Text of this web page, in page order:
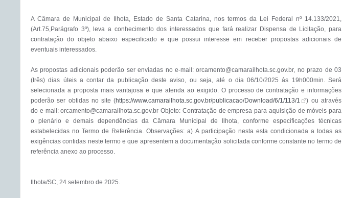
A Câmara de Municipal de Ilhota, Estado de Santa Catarina, nos termos da Lei Federal nº 14.133/2021,
(Art.75,Parágrafo 3º), leva a conhecimento dos interessados que fará realizar Dispensa de Licitação, para
contratação do objeto abaixo especificado e que possui interesse em receber propostas adicionais de
eventuais interessados.
As propostas adicionais poderão ser enviadas no e-mail: orcamento@camarailhota.sc.gov.br, no prazo de 03
(três) dias úteis a contar da publicação deste aviso, ou seja, até o dia 06/10/2025 ás 19h000min. Será
selecionada a proposta mais vantajosa e que atenda ao exigido. O processo de contratação e informações
poderão ser obtidas no site (https://www.camarailhota.sc.gov.br/publicacao/Download/6/1/113/1
) ou através
do e-mail: orcamento@camarailhota.sc.gov.br Objeto: Contratação de empresa para aquisição de móveis para
o plenário e demais dependências da Câmara Municipal de Ilhota, conforme especificações técnicas
estabelecidas no Termo de Referência. Observações: a) A participação nesta esta condicionada a todas as
exigências contidas neste termo e que apresentem a documentação solicitada conforme constante no termo de
referência anexo ao processo.
Ilhota/SC, 24 setembro de 2025.